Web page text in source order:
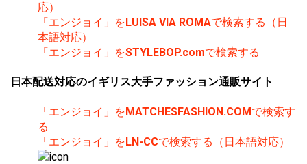
応）
「エンジョイ」をLUISA VIA ROMAで検索する（日
本語対応）
「エンジョイ」をSTYLEBOP.comで検索する
日本配送対応のイギリス大手ファッション通販サイト
「エンジョイ」をMATCHESFASHION.COMで検索す
る
「エンジョイ」をLN-CCで検索する（日本語対応）